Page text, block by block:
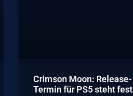
Crimson Moon: Release-
Termin für PS5 steht fest